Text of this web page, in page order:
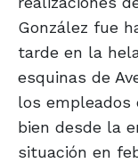
González fue
tarde en la
esquinas de
los empleados
bien desde la
situación en